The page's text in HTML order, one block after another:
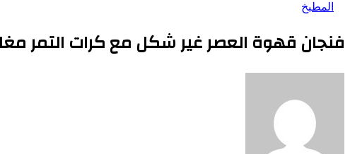
المطبخ
فنجان قهوة العصر غير شكل مع كرات التمر